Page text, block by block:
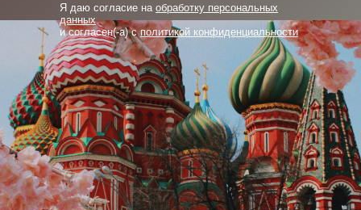
Я даю согласие на обработку персональных
данных
и согласен(-а) сполитикой конфиденциальности